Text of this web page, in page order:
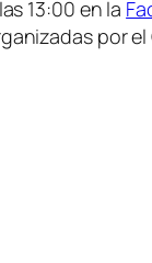
13:00 en la
por